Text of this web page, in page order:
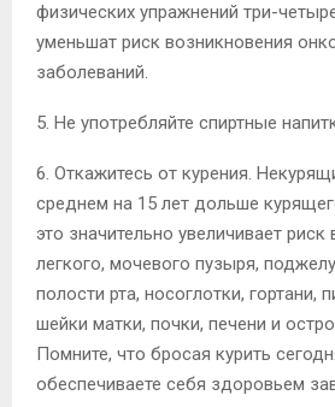
физических упражнений три-
уменьшат риск возникновения
заболеваний.
5. Не употребляйте спиртные
6. Откажитесь от курения.
среднем на 15 лет дольше
это значительно увеличивает
легкого, мочевого пузыря,
полости рта, носоглотки, гортани,
шейки матки, почки, печени и
Помните, что бросая курить
обеспечиваете себя здоровьем